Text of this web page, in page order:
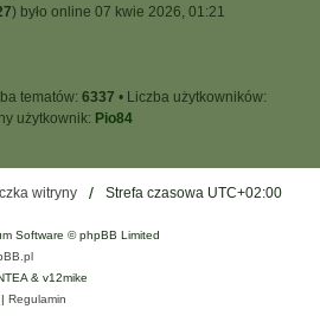
) było online 07 kwie 2026, 01:21
tematów: 6337 • Liczba użytkowników:
użytkownik: Pio84
witryny Strefa czasowa UTC+02:00
Software © phpBB Limited
& v12mike
| Regulamin